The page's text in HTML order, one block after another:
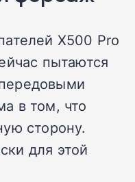
X500 Pro
пытаются
в том, что
сторону.
для этой